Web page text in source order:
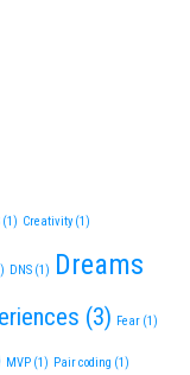
(1) Creativity(1)
DNS (1) Dreams
(3) Fear (1)
MVP (1) Pair coding (1)